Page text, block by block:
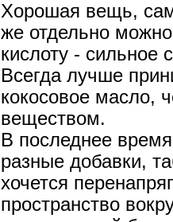
Хорошая вещь,
же отдельно
кислоту - сильное
Всегда лучше
кокосовое масло,
веществом.
В последнее
разные добавки,
хочется
пространство